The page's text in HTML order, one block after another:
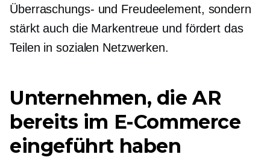
Überraschungs- und Freudeelement, sondern
stärkt auch die Markentreue und fördert das
Teilen in sozialen Netzwerken.
Unternehmen, die AR
bereits im E-Commerce
eingeführt haben